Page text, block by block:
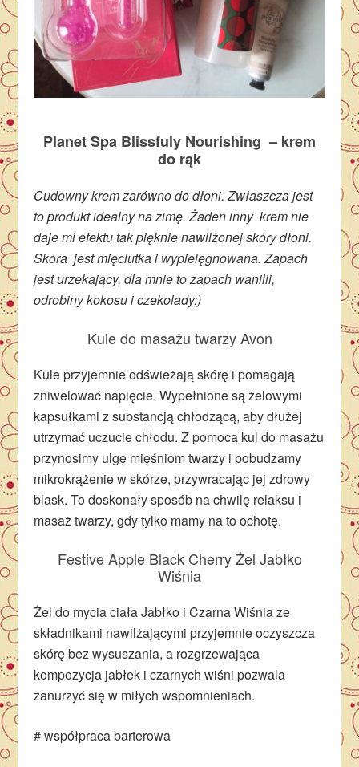
Planet Spa Blissfuly Nourishing – krem
do rąk
Cudowny krem zarówno do dłoni. Zwłaszcza jest
to produkt idealny na zimę. Żaden inny krem nie
daje mi efektu tak pięknie nawilżonej skóry dłoni.
Skóra jest mięciutka i wypielęgnowana. Zapach
jest urzekający, dla mnie to zapach wanilii,
odrobiny kokosu i czekolady:)
Kule do masażu twarzy Avon
Kule przyjemnie odświeżają skórę i pomagają
zniwelować napięcie. Wypełnione są żelowymi
kapsułkami z substancją chłodzącą, aby dłużej
utrzymać uczucie chłodu. Z pomocą kul do masażu
przynosimy ulgę mięśniom twarzy i pobudzamy
mikrokrążenie w skórze, przywracając jej zdrowy
blask. To doskonały sposób na chwilę relaksu i
masaż twarzy, gdy tylko mamy na to ochotę.
Festive Apple Black Cherry Żel Jabłko
Wiśnia
Żel do mycia ciała Jabłko i Czarna Wiśnia ze
składnikami nawilżającymi przyjemnie oczyszcza
skórę bez wysuszania, a rozgrzewająca
kompozycja jabłek i czarnych wiśni pozwala
zanurzyć się w miłych wspomnieniach.
# współpraca barterowa